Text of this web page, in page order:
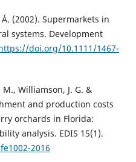
(2002). Supermarkets in
systems. Development
doi.org/10.1111/1467-
Williamson, J. G. &
and production costs
orchards in Florida:
analysis. EDIS 15(1).
2016